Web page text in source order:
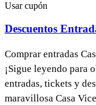
Usar cupón
Descuentos
Comprar entradas
¡Sigue leyendo para
entradas, tickets y
maravillosa Casa